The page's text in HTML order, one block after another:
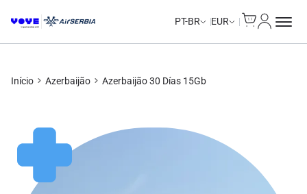
PT-BR EUR
Início Azerbaijão Azerbaijão 30 Días 15Gb